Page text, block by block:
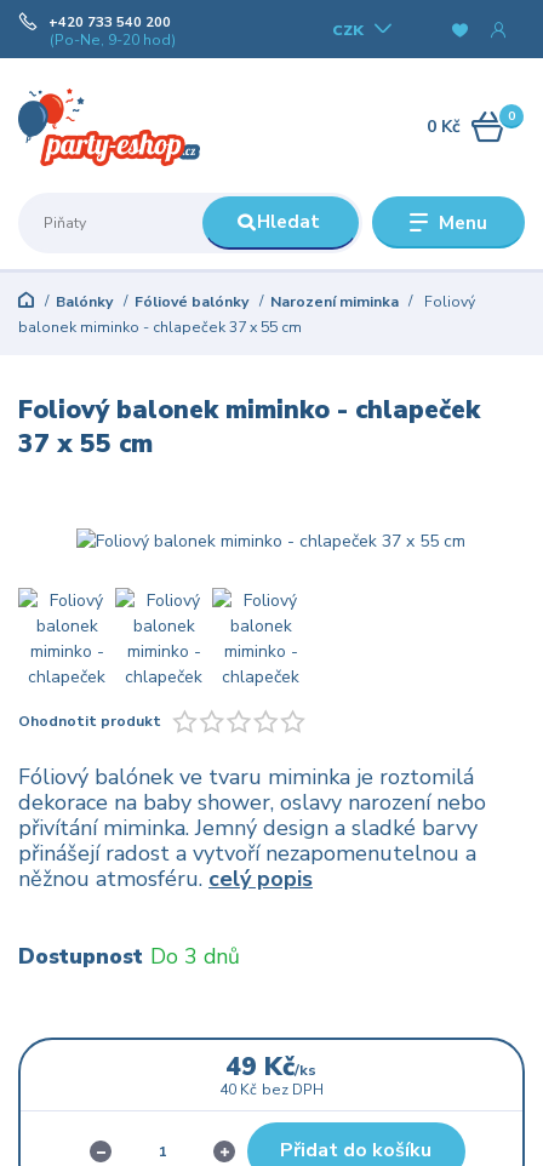
Menu
CZK
Hledat
+420 733 540 200
(Po-Ne, 9-20 hod)
0
0 Kč
Balónky Fóliové balónky Narození miminka
Foliový
balonek miminko - chlapeček 37 x 55 cm
Foliový balonek miminko - chlapeček
37 x 55 cm
Ohodnotit produkt
Fóliový balónek ve tvaru miminka je roztomilá
dekorace na baby shower, oslavy narození nebo
přivítání miminka. Jemný design a sladké barvy
přinášejí radost a vytvoří nezapomenutelnou a
něžnou atmosféru. celý popis
Dostupnost Do 3 dnů
49 Kč/ks
40 Kč bez DPH
Přidat do košíku